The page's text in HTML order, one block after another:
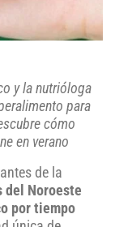
y la nutrióloga
para
cómo
en verano
de la
del Noroeste
por tiempo